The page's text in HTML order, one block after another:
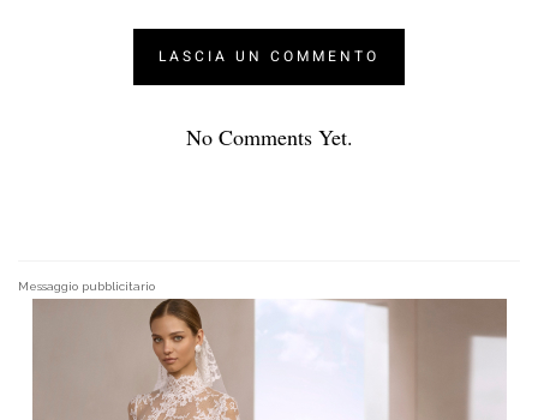
No Comments Yet.
Messaggio pubblicitario